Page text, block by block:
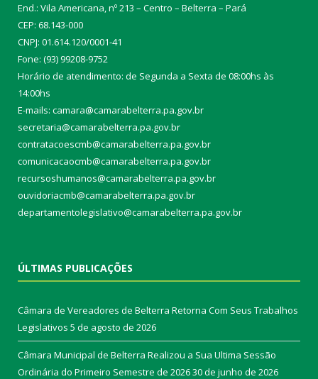
End.: Vila Americana, nº 213 – Centro – Belterra – Pará
CEP: 68.143-000
CNPJ: 01.614.120/0001-41
Fone: (93) 99208-9752
Horário de atendimento: de Segunda a Sexta de 08:00hs às
14:00hs
E-mails: camara@camarabelterra.pa.gov.br
secretaria@camarabelterra.pa.gov.br
contratacoescmb@camarabelterra.pa.gov.br
comunicacaocmb@camarabelterra.pa.gov.br
recursoshumanos@camarabelterra.pa.gov.br
ouvidoriacmb@camarabelterra.pa.gov.br
departamentolegislativo@camarabelterra.pa.gov.br
ÚLTIMAS PUBLICAÇÕES
Câmara de Vereadores de Belterra Retorna Com Seus Trabalhos
Legislativos 5 de agosto de 2026
Câmara Municipal de Belterra Realizou a Sua Ultima Sessão
Ordinária do Primeiro Semestre de 202630 de junho de 2026